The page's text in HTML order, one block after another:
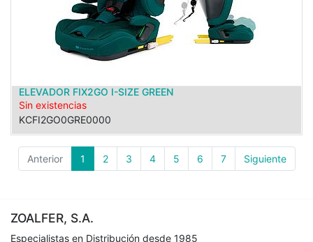
ELEVADOR FIX2GO I-SIZE GREEN
Sin existencias
KCFI2GO0GRE0000
Anterior 1 2 3 4 5 6 7 Siguiente
ZOALFER, S.A.
Especialistas en Distribución desde 1985